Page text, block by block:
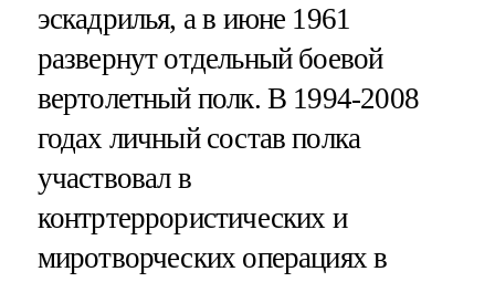
эскадрилья, а в июне 1961
развернут отдельный боевой
вертолетный полк. В 1994-2008
годах личный состав полка
участвовал в
контртеррористических и
миротворческих операциях в